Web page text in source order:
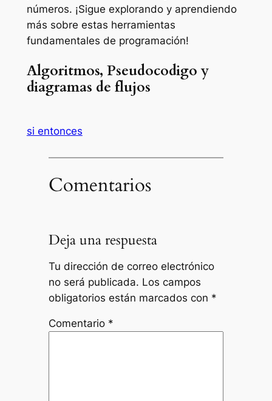
números. ¡Sigue explorando y aprendiendo
más sobre estas herramientas
fundamentales de programación!
Algoritmos, Pseudocodigo y
diagramas de flujos
si entonces
Comentarios
Deja una respuesta
Tu dirección de correo electrónico
no será publicada. Los campos
obligatorios están marcados con *
Comentario *